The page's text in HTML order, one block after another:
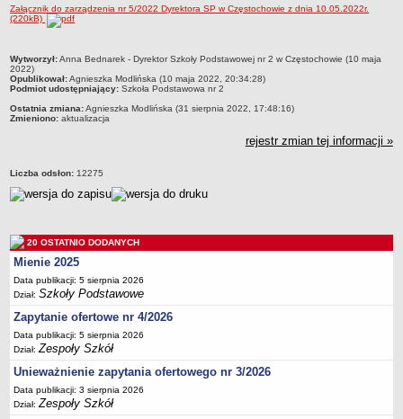
SPECJALNE OŚRODKI SZKOLNO-WYCHOWAWCZE
Specjalny Ośrodek nr 1
Specjalny Ośrodek nr 5
BURSA MIEJSKA
Dane podstawowe
Statut
Ogłoszenie
Kontrole
Rejestry, ewidencje, archiwa
Sprawozdania
Deklaracja dostępności
PORADNIE PSYCHOLOGICZNO-PEDAGOGICZNE
Zespół Poradni
Dane podstawowe
Statut
Załącznik do zarządzenia nr 5/2022 Dyrektora SP w Częstochowie z dnia 10.05.2022r.
(220kB)
metryczka
Wytworzył:Anna Bednarek - Dyrektor Szkoły Podstawowej nr 2 w Częstochowie (10 maja
2022)
Opublikował:Agnieszka Modlińska (10 maja 2022, 20:34:28)
Podmiot udostępniający: Szkoła Podstawowa nr 2
Ostatnia zmiana:Agnieszka Modlińska (31 sierpnia 2022, 17:48:16)
Zmieniono: aktualizacja
rejestr zmian tej informacji »
Liczba odsłon: 12275
20 OSTATNIO DODANYCH
Mienie 2025
Data publikacji: 5 sierpnia 2026
Dział:Szkoły Podstawowe
Zapytanie ofertowe nr 4/2026
Data publikacji: 5 sierpnia 2026
Dział:Zespoły Szkół
Unieważnienie zapytania ofertowego nr 3/2026
Data publikacji: 3 sierpnia 2026
Dział:Zespoły Szkół